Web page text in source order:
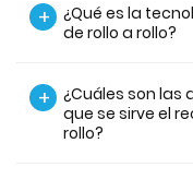
+
¿Qué es la
de rollo a rollo?
+
¿Cuáles son las
que se sirve el
rollo?